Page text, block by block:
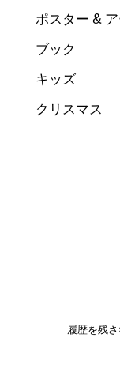
ポスター &
ブック
キッズ
クリスマス
履歴を残